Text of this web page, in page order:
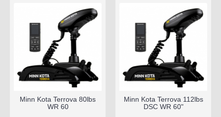
Minn Kota Terrova 80lbs
WR 60
Minn Kota Terrova 112lbs
DSC WR 60"